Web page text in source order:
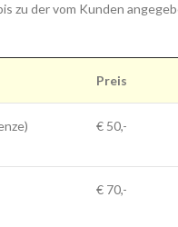
zu der vom Kunden
Preis
€ 50,-
€ 70,-